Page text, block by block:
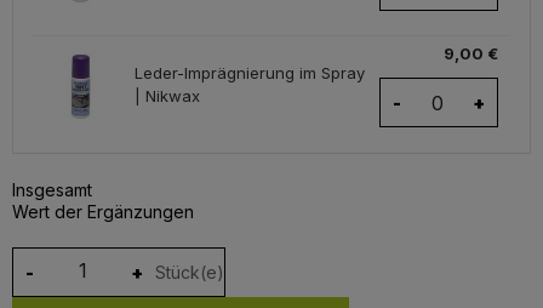
Leder-Imprägnierung im Spray
| Nikwax
9,00 €
- +
Insgesamt
Wert der Ergänzungen
+
- Stück(e)